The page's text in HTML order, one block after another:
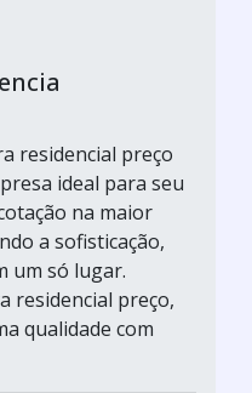
residencial preço
ideal para seu
na maior
a sofisticação,
um só lugar.
residencial preço,
qualidade com